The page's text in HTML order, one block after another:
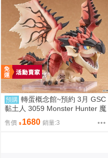
預購 轉蛋概念館~預約 3月 GSC
黏土人 3059 Monster Hunter 魔
物獵人 火龍 雄火龍 超商付款免
訂金
售價 1680 銷量:3